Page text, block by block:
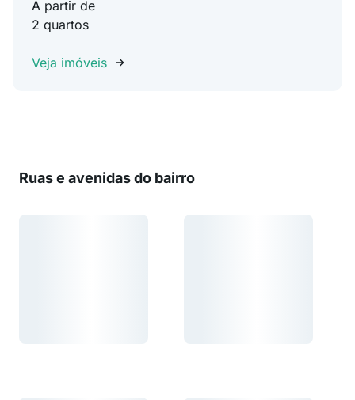
A partir de
2 quartos
Veja imóveis
Ruas e avenidas do bairro